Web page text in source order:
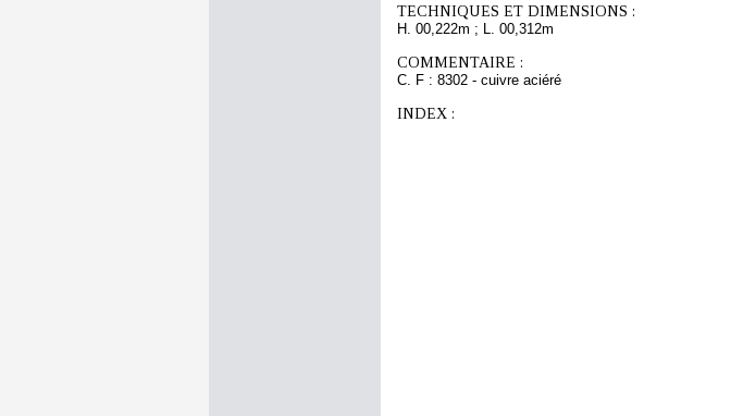
TECHNIQUES ET DIMENSIONS :
H. 00,222m ; L. 00,312m
COMMENTAIRE :
C. F : 8302 - cuivre aciéré
INDEX :